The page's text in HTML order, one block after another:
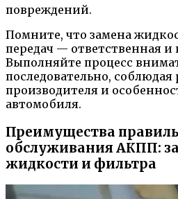
повреждений.
Помните, что замена
передач — ответственная и
Выполняйте процесс
последовательно,
производителя и
автомобиля.
Преимущества
обслуживания АКПП:
жидкости и фильтра